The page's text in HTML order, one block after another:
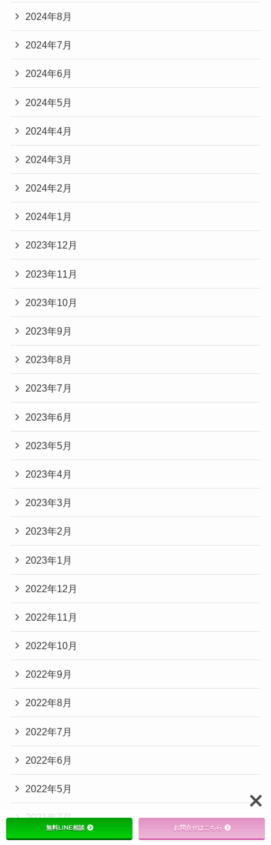
2024年8月
2024年7月
2024年6月
2024年5月
2024年4月
2024年3月
2024年2月
2024年1月
2023年12月
2023年11月
2023年10月
2023年9月
2023年8月
2023年7月
2023年6月
2023年5月
2023年4月
2023年3月
2023年2月
2023年1月
2022年12月
2022年11月
2022年10月
2022年9月
2022年8月
2022年7月
2022年6月
2022年5月
2021年7月
無料LINE相談 お問合せはこちら